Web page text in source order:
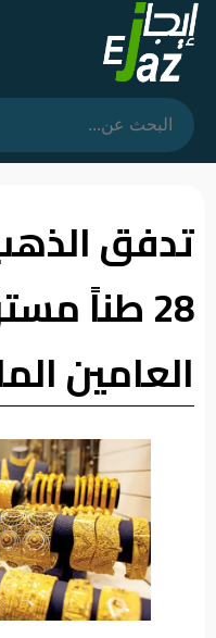
الرئيسية
المشهد
فرشة
الأسواق
وموقف
الفيديوهات
تدفق
28 طناً
العامين